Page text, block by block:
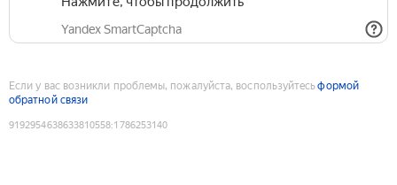
Yandex SmartCaptcha
Если у вас возникли проблемы, пожалуйста, воспользуйтесьформой
обратной связи
9192954638633810558:1786253140